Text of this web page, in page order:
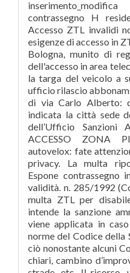
contrassegno H
Accesso ZTL invalidi
esigenze di accesso in
Bologna, munito di
dell'accesso in area
la targa del veicolo a
ufficio rilascio
di via Carlo Alberto:
indicata la città sede
dell’Ufficio Sanzioni
ACCESSO ZONA
autovelox: fate
privacy. La multa
Espone
validità. n. 285/1992
multa ZTL per
intende la sanzione
viene applicata in
norme del Codice della
ciò nonostante alcuni
chiari, cambino